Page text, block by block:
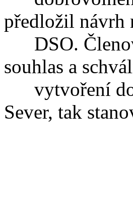
předložil návrh
DSO.
souhlas a
vytvoření
Sever, tak